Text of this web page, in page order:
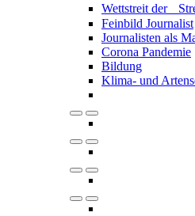
Wettstreit der
Feinbild Journalist
Journalisten als
Corona Pandemie
Bildung
Klima- und